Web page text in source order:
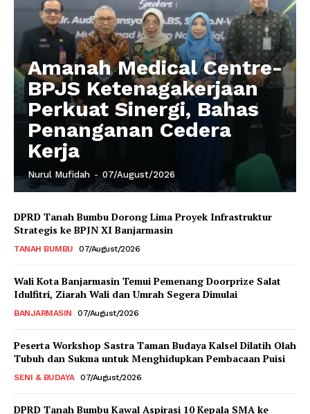
Amanah Medical Centre-
BPJS Ketenagakerjaan
Perkuat Sinergi, Bahas
Penanganan Cedera
Kerja
Nurul Mufidah - 07/August/2026
DPRD Tanah Bumbu Dorong Lima Proyek Infrastruktur
Strategis ke BPJN XI Banjarmasin
TANAH BUMBU 07/August/2026
Wali Kota Banjarmasin Temui Pemenang Doorprize Salat
Idulfitri, Ziarah Wali dan Umrah Segera Dimulai
BANJARMASIN 07/August/2026
Peserta Workshop Sastra Taman Budaya Kalsel Dilatih Olah
Tubuh dan Sukma untuk Menghidupkan Pembacaan Puisi
SENI & BUDAYA 07/August/2026
DPRD Tanah Bumbu Kawal Aspirasi 10 Kepala SMA ke